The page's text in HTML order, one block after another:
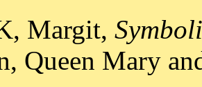
Margit,
Queen Mary